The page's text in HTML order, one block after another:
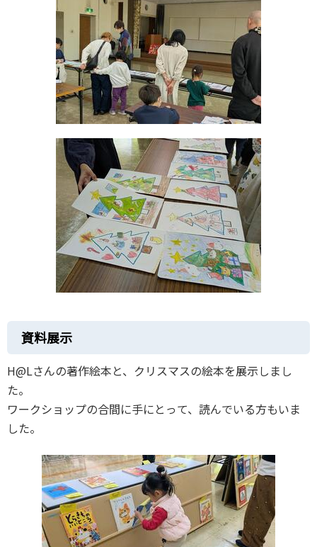
資料展示
H@Lさんの著作絵本と、クリスマスの絵本を展示しまし
た。
ワークショップの合間に手にとって、読んでいる方もいま
した。